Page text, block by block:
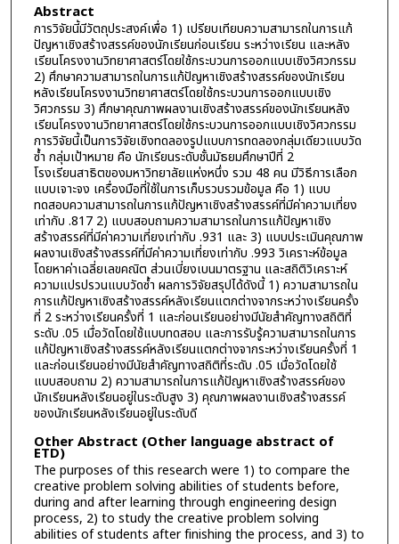
Abstract
การวิจัยนี้มีวัตถุประสงค์เพื่อ 1) เปรียบเทียบความสามารถในการแก้
ปัญหาเชิงสร้างสรรค์ของนักเรียนก่อนเรียน ระหว่างเรียน และหลัง
เรียนโครงงานวิทยาศาสตร์โดยใช้กระบวนการออกแบบเชิงวิศวกรรม
2) ศึกษาความสามารถในการแก้ปัญหาเชิงสร้างสรรค์ของนักเรียน
หลังเรียนโครงงานวิทยาศาสตร์โดยใช้กระบวนการออกแบบเชิง
วิศวกรรม 3) ศึกษาคุณภาพผลงานเชิงสร้างสรรค์ของนักเรียนหลัง
เรียนโครงงานวิทยาศาสตร์โดยใช้กระบวนการออกแบบเชิงวิศวกรรม
การวิจัยนี้เป็นการวิจัยเชิงทดลองรูปแบบการทดลองกลุ่มเดียวแบบวัด
ซ้ำ กลุ่มเป้าหมาย คือ นักเรียนระดับชั้นมัธยมศึกษาปีที่ 2
โรงเรียนสาธิตของมหาวิทยาลัยแห่งหนึ่ง รวม 48 คน มีวิธีการเลือก
แบบเจาะจง เครื่องมือที่ใช้ในการเก็บรวบรวมข้อมูล คือ 1) แบบ
ทดสอบความสามารถในการแก้ปัญหาเชิงสร้างสรรค์ที่มีค่าความเที่ยง
เท่ากับ .817 2) แบบสอบถามความสามารถในการแก้ปัญหาเชิง
สร้างสรรค์ที่มีค่าความเที่ยงเท่ากับ .931 และ 3) แบบประเมินคุณภาพ
ผลงานเชิงสร้างสรรค์ที่มีค่าความเที่ยงเท่ากับ .993 วิเคราะห์ข้อมูล
โดยหาค่าเฉลี่ยเลขคณิต ส่วนเบี่ยงเบนมาตรฐาน และสถิติวิเคราะห์
ความแปรปรวนแบบวัดซ้ำ ผลการวิจัยสรุปได้ดังนี้ 1) ความสามารถใน
การแก้ปัญหาเชิงสร้างสรรค์หลังเรียนแตกต่างจากระหว่างเรียนครั้ง
ที่ 2 ระหว่างเรียนครั้งที่ 1 และก่อนเรียนอย่างมีนัยสำคัญทางสถิติที่
ระดับ .05 เมื่อวัดโดยใช้แบบทดสอบ และการรับรู้ความสามารถในการ
แก้ปัญหาเชิงสร้างสรรค์หลังเรียนแตกต่างจากระหว่างเรียนครั้งที่ 1
และก่อนเรียนอย่างมีนัยสำคัญทางสถิติที่ระดับ .05 เมื่อวัดโดยใช้
แบบสอบถาม 2) ความสามารถในการแก้ปัญหาเชิงสร้างสรรค์ของ
นักเรียนหลังเรียนอยู่ในระดับสูง 3) คุณภาพผลงานเชิงสร้างสรรค์
ของนักเรียนหลังเรียนอยู่ในระดับดี
Other Abstract (Other language abstract of
ETD)
The purposes of this research were 1) to compare the
creative problem solving abilities of students before,
during and after learning through engineering design
process, 2) to study the creative problem solving
abilities of students after finishing the process, and 3) to